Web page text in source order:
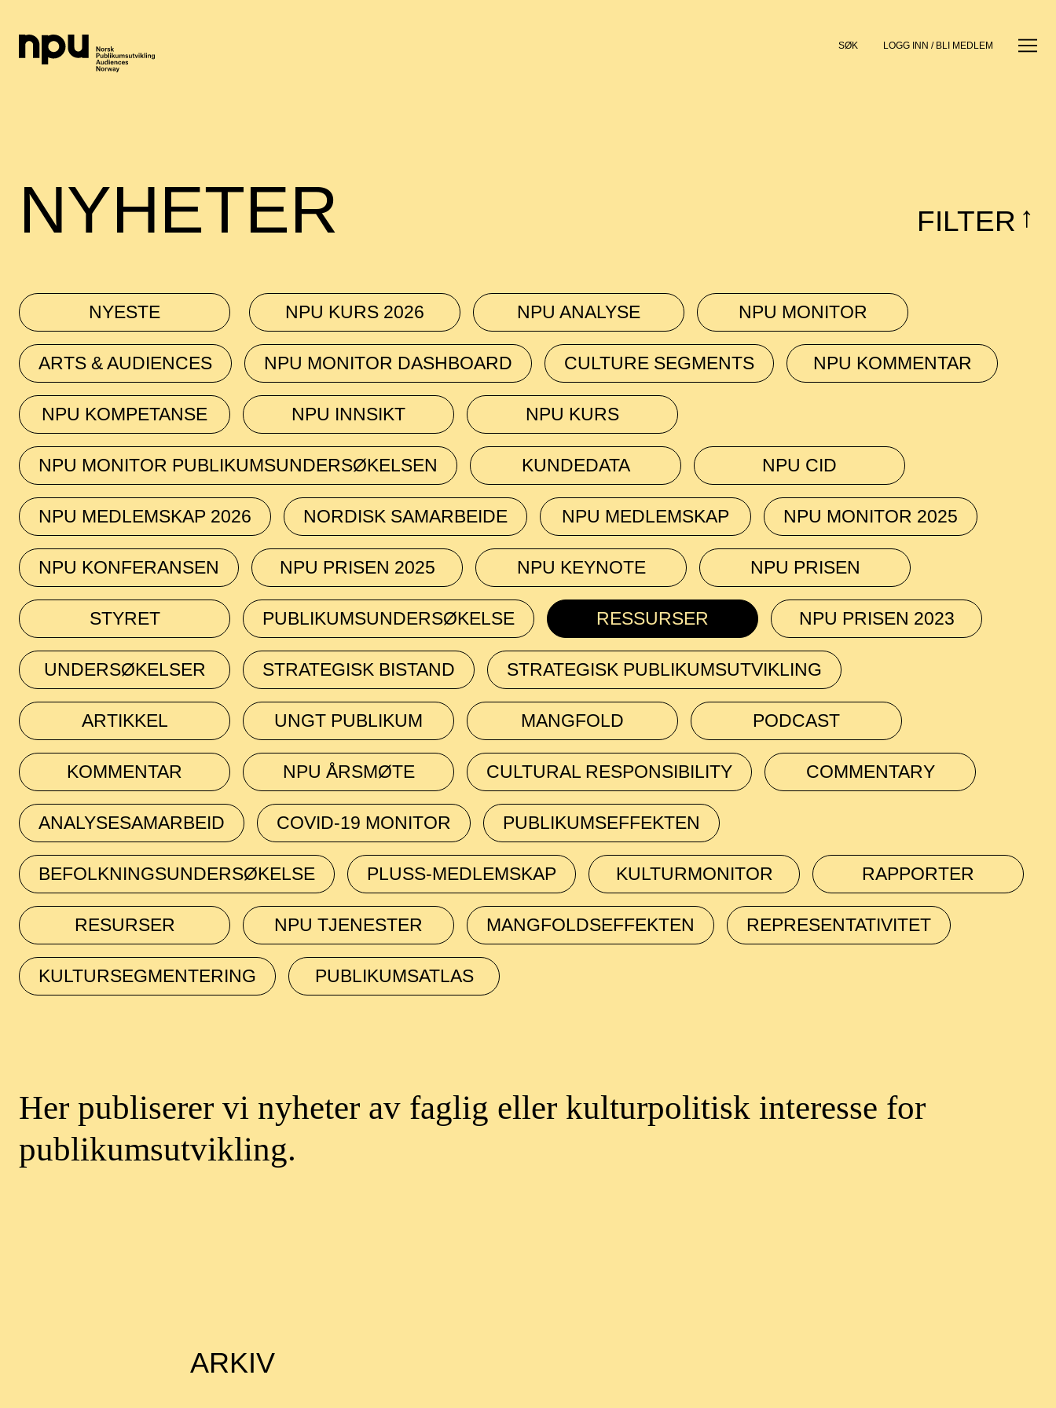
SØK LOGG INN / BLI MEDLEM
SØK
NYHETER FILTER ↓
NYESTE NPU KURS 2026 NPU ANALYSE NPU MONITOR
ARTS & AUDIENCES NPU MONITOR DASHBOARD CULTURE SEGMENTS NPU KOMMENTAR
NPU KOMPETANSE NPU INNSIKT NPU KURS
NPU MONITOR PUBLIKUMSUNDERSØKELSEN KUNDEDATA NPU CID
NPU MEDLEMSKAP 2026 NORDISK SAMARBEIDE NPU MEDLEMSKAP NPU MONITOR 2025
NPU KONFERANSEN NPU PRISEN 2025 NPU KEYNOTE NPU PRISEN
STYRET PUBLIKUMSUNDERSØKELSE RESSURSER NPU PRISEN 2023
UNDERSØKELSER STRATEGISK BISTAND STRATEGISK PUBLIKUMSUTVIKLING
ARTIKKEL UNGT PUBLIKUM MANGFOLD PODCAST
KOMMENTAR NPU ÅRSMØTE CULTURAL RESPONSIBILITY COMMENTARY
ANALYSESAMARBEID COVID-19 MONITOR PUBLIKUMSEFFEKTEN
BEFOLKNINGSUNDERSØKELSE PLUSS-MEDLEMSKAP KULTURMONITOR RAPPORTER
RESURSER NPU TJENESTER MANGFOLDSEFFEKTEN REPRESENTATIVITET
KULTURSEGMENTERING PUBLIKUMSATLAS
Her publiserer vi nyheter av faglig eller kulturpolitisk interesse for
publikumsutvikling.
ARKIV